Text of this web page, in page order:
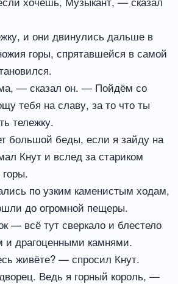
и они двинулись дальше в
горы, спрятавшейся в самой
— сказал он. — Пойдём со
тебя на славу, за то что ты
тележку.
большой беды, если я зайду на
Кнут и вслед за стариком
по узким каменистым ходам,
до огромной пещеры.
— всё тут сверкало и блестело
и драгоценными камнями.
живёте? — спросил Кнут.
Ведь я горный король, —